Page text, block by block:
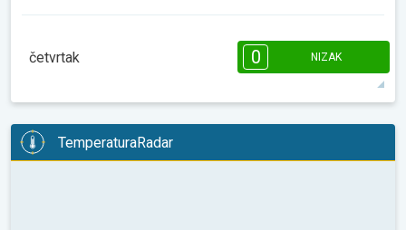
14:00 16:00 18:00
18:28 8°
četvrtak 0 NIZAK
08:00
0 h 07:42 18:29 11°
TemperaturaRadar